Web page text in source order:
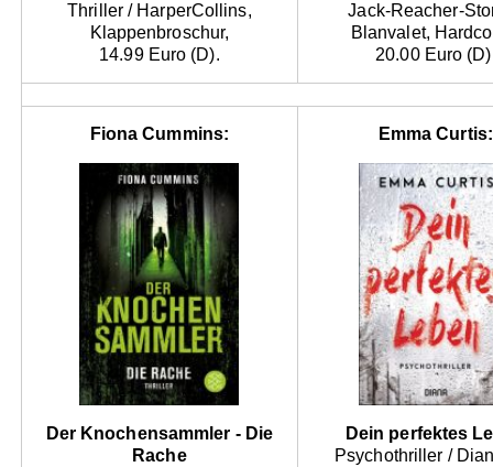
Thriller / HarperCollins,
Klappenbroschur,
14.99 Euro (D).
Jack-Reacher-
Blanvalet,
20.00 Euro
Fiona Cummins:
Der Knochensammler - Die
Rache
Emma Curtis:
Dein perfektes
Psychothriller /